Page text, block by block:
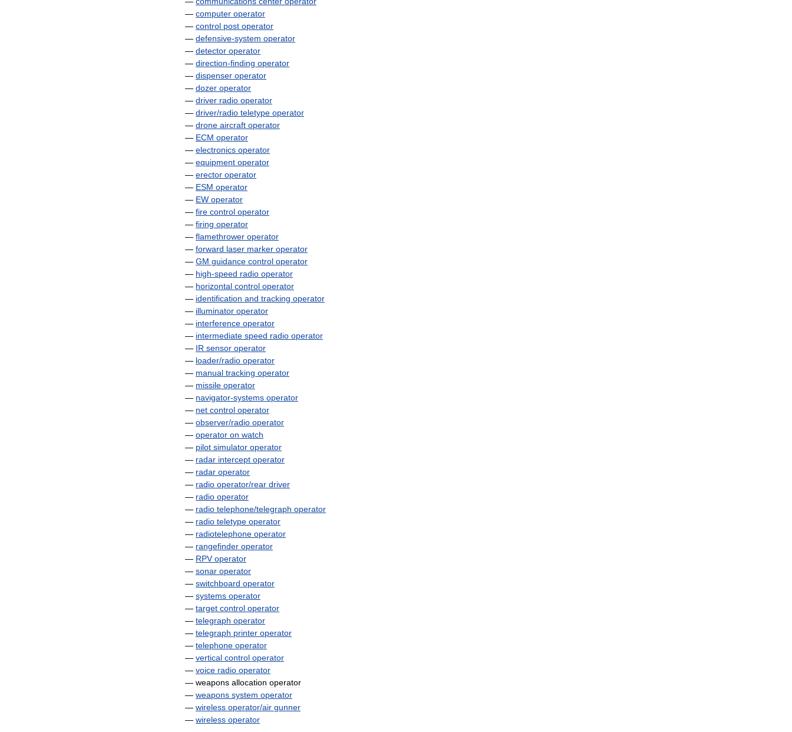
— computer operator
— control post operator
— defensive-system operator
— detector operator
— direction-finding operator
— dispenser operator
— dozer operator
— driver radio operator
— driver/radio teletype operator
— drone aircraft operator
— ECM operator
— electronics operator
— equipment operator
— erector operator
— ESM operator
— EW operator
— fire control operator
— firing operator
— flamethrower operator
— forward laser marker operator
— GM guidance control operator
— high-speed radio operator
— horizontal control operator
— identification and tracking operator
— illuminator operator
— interference operator
— intermediate speed radio operator
— IR sensor operator
— loader/radio operator
— manual tracking operator
— missile operator
— navigator-systems operator
— net control operator
— observer/radio operator
— operator on watch
— pilot simulator operator
— radar intercept operator
— radar operator
— radio operator/rear driver
— radio operator
— radio telephone/telegraph operator
— radio teletype operator
— radiotelephone operator
— rangefinder operator
— RPV operator
— sonar operator
— switchboard operator
— systems operator
— target control operator
— telegraph operator
— telegraph printer operator
— telephone operator
— vertical control operator
— voice radio operator
— weapons allocation operator
— weapons system operator
— wireless operator/air gunner
— wireless operator